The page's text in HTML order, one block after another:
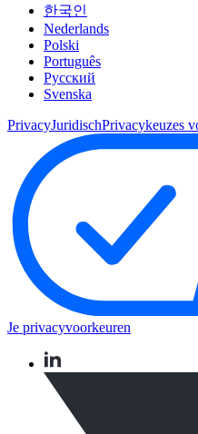
한국인
Nederlands
Polski
Português
Pусский
Svenska
PrivacyJuridischPrivacykeuzes
Je privacyvoorkeuren